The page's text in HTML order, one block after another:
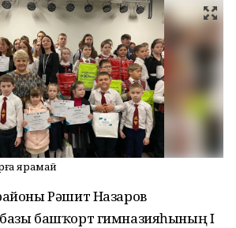
ярамай
Рәшит Назаров
башҡорт гимназияһының I